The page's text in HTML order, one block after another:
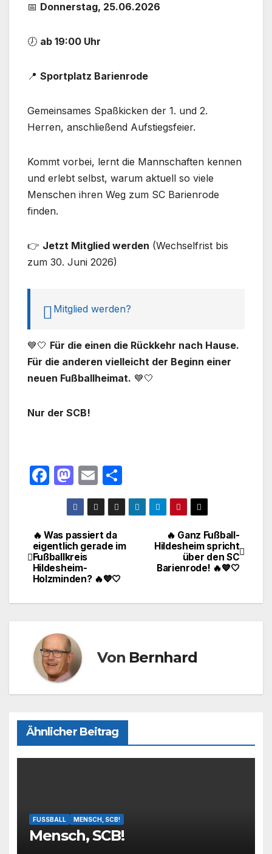
📅 Donnerstag, 25.06.2026
🕖 ab 19:00 Uhr
📍 Sportplatz Barienrode
Gemeinsames Spaßkicken der 1. und 2.
Herren, anschließend Aufstiegsfeier.
Kommt vorbei, lernt die Mannschaften kennen
und erlebt selbst, warum aktuell so viele
Menschen ihren Weg zum SC Barienrode
finden.
👉 Jetzt Mitglied werden (Wechselfrist bis
zum 30. Juni 2026)
Mitglied werden?
💙🤍 Für die einen die Rückkehr nach Hause.
Für die anderen vielleicht der Beginn einer
neuen Fußballheimat. 💙🤍
Nur der SCB!
F
e
b
o
k
M
a
st
o
d
o
E
m
ail
ei
le
Beitragsnavigation🔥 Ganz Fußball-
Hildesheim spricht
über den SC
Barienrode! 🔥💙🤍
🔥 Was passiert da
eigentlich gerade im
Fußballkreis
Hildesheim-
Holzminden? 🔥💙🤍
Von Bernhard
Ähnlicher Beitrag
FUSSBALL MENSCH, SCB!
Mensch, SCB!